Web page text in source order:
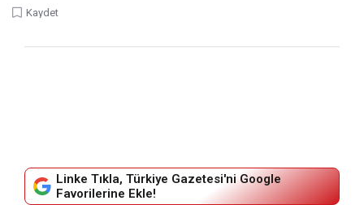
Kaydet
Linke Tıkla, Türkiye Gazetesi'ni Google
Favorilerine Ekle!